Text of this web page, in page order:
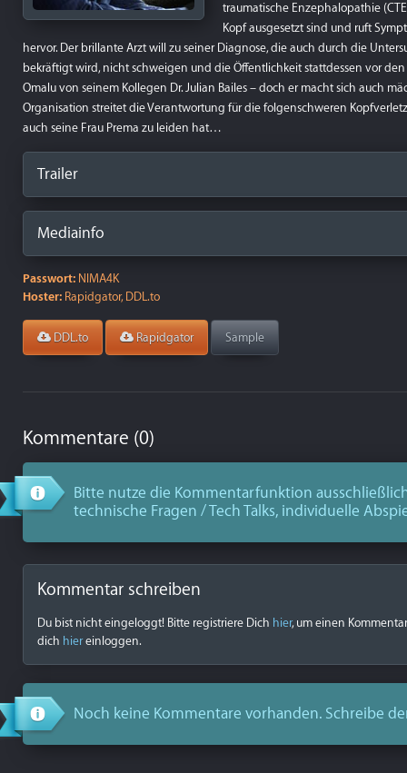
traumatische Enzephalopathie
Kopf ausgesetzt sind und ruft
hervor. Der brillante Arzt will zu seiner Diagnose, die auch durch die
bekräftigt wird, nicht schweigen und die Öffentlichkeit stattdessen vor
Omalu von seinem Kollegen Dr. Julian Bailes – doch er macht sich auch
Organisation streitet die Verantwortung für die folgenschweren
auch seine Frau Prema zu leiden hat…
Trailer
Mediainfo
Passwort: NIMA4K
Hoster: Rapidgator, DDL.to
DDL.to Rapidgator Sample
Kommentare (0)
Bitte nutze die Kommentarfunktion
technische Fragen / Tech Talks, individuelle
Kommentar schreiben
Du bist nicht eingeloggt! Bitte registriere Dich hier, um einen
dich hiereinloggen.
Noch keine Kommentare vorhanden. Schreibe